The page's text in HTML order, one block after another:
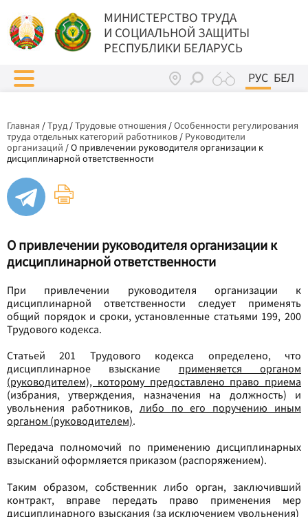
МИНИСТЕРСТВО ТРУДА
И СОЦИАЛЬНОЙ ЗАЩИТЫ
РЕСПУБЛИКИ БЕЛАРУСЬ
РУС БЕЛ
Главная /Труд/Трудовые отношения /Особенности регулирования
труда отдельных категорий работников / Руководители
организаций /О привлечении руководителя организации к
дисциплинарной ответственности
О привлечении руководителя организации к
дисциплинарной ответственности
При привлечении руководителя организации к
дисциплинарной ответственности следует применять
общий порядок и сроки, установленные статьями 199, 200
Трудового кодекса.
Статьей 201 Трудового кодекса определено, что
дисциплинарное взыскание применяется органом
(руководителем), которому предоставлено право приема
(избрания, утверждения, назначения на должность) и
увольнения работников, либо по его поручению иным
органом (руководителем).
Передача полномочий по применению дисциплинарных
взысканий оформляется приказом (распоряжением).
Таким образом, собственник либо орган, заключивший
контракт, вправе передать право применения мер
дисциплинарного взыскания (за исключением увольнения)